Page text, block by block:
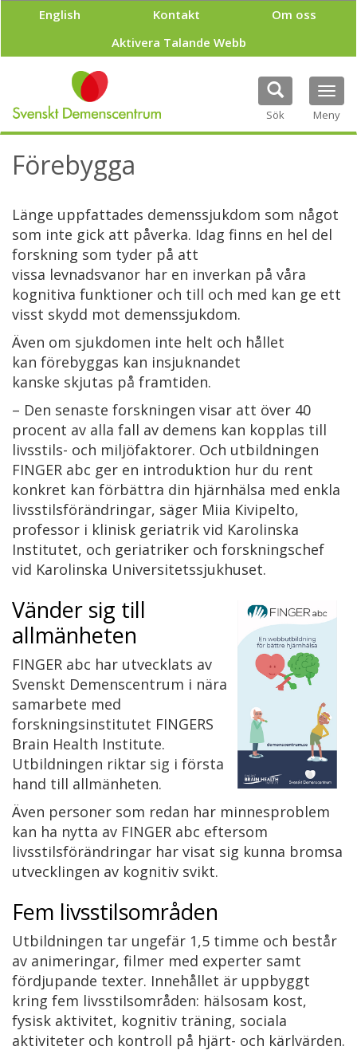
p
l
English Kontakt
Om oss
Aktivera Talande Webb
Sök Meny
Förebygga
Länge uppfattades demenssjukdom som något
som inte gick att påverka. Idag finns en hel del
forskning som tyder på att
vissa levnadsvanor har en inverkan på våra
kognitiva funktioner och till och med kan ge ett
visst skydd mot demenssjukdom.
Även om sjukdomen inte helt och hållet
kan förebyggas kan insjuknandet
kanske skjutas på framtiden.
– Den senaste forskningen visar att över 40
procent av alla fall av demens kan kopplas till
livsstils- och miljöfaktorer. Och utbildningen
FINGER abc ger en introduktion hur du rent
konkret kan förbättra din hjärnhälsa med enkla
livsstilsförändringar, säger Miia Kivipelto,
professor i klinisk geriatrik vid Karolinska
Institutet, och geriatriker och forskningschef
vid Karolinska Universitetssjukhuset.
Vänder sig till
allmänheten
FINGER abc har utvecklats av
Svenskt Demenscentrum i nära
samarbete med
forskningsinstitutet FINGERS
Brain Health Institute.
Utbildningen riktar sig i första
hand till allmänheten.
Även personer som redan har minnesproblem
kan ha nytta av FINGER abc eftersom
livsstilsförändringar har visat sig kunna bromsa
utvecklingen av kognitiv svikt.
Fem livsstilsområden
Utbildningen tar ungefär 1,5 timme och består
av animeringar, filmer med experter samt
fördjupande texter. Innehållet är uppbyggt
kring fem livsstilsområden: hälsosam kost,
fysisk aktivitet, kognitiv träning, sociala
aktiviteter och kontroll på hjärt- och kärlvärden.